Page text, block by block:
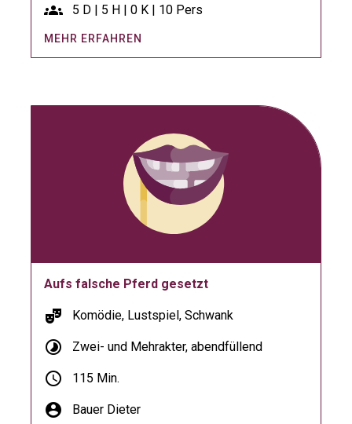
groups 5 D | 5 H | 0 K | 10 Pers
MEHR ERFAHREN
Aufs falsche Pferd gesetzt
theater_comedy Komödie, Lustspiel, Schwank
timelapse Zwei- und Mehrakter, abendfüllend
schedule 115 Min.
account_circle Bauer Dieter